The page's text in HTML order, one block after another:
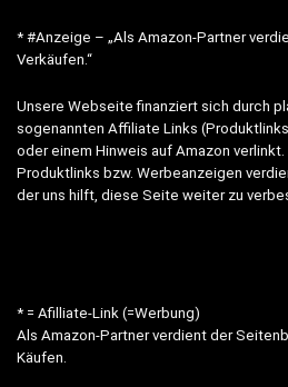
* #Anzeige – „Als Amazon-Partner
Verkäufen.“
Unsere Webseite finanziert sich durch
sogenannten Affiliate Links
oder einem Hinweis auf Amazon
Produktlinks bzw. Werbeanzeigen
der uns hilft, diese Seite weiter zu
* = Afilliate-Link (=Werbung)
Als Amazon-Partner verdient der
Käufen.